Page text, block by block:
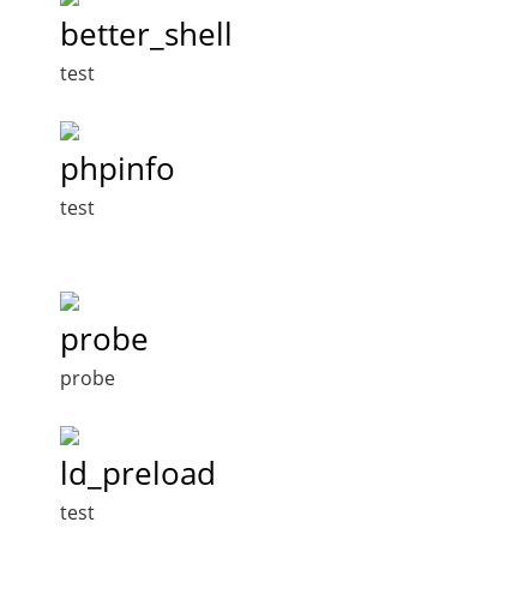
better_shell
test
phpinfo
test
probe
probe
ld_preload
test